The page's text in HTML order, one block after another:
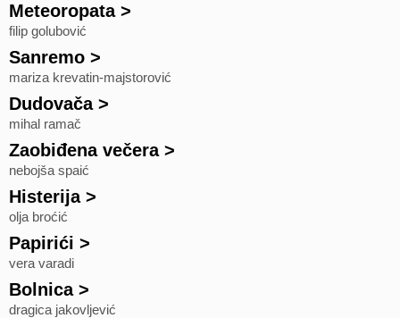
Meteoropata>
filip golubović
Sanremo >
mariza krevatin-majstorović
Dudovača>
mihal ramač
Zaobiđena večera>
nebojša spaić
Histerija>
olja broćić
Papirići >
vera varadi
Bolnica>
dragica jakovljević